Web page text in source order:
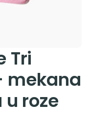
Tri
mekana
roze